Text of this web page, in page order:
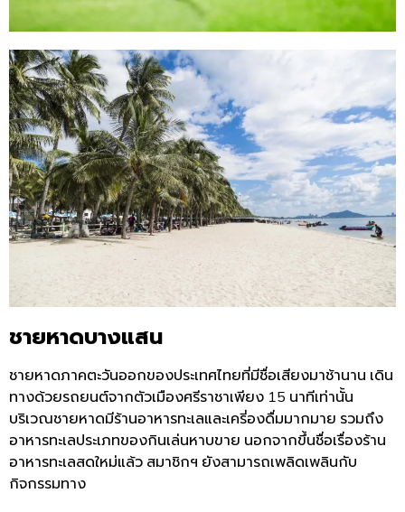
ชายหาดบางแสน
ชายหาดภาคตะวันออกของประเทศไทยที่มีชื่อเสียงมาช้านาน เดิน
ทางด้วยรถยนต์จากตัวเมืองศรีราชาเพียง 15 นาทีเท่านั้น
บริเวณชายหาดมีร้านอาหารทะเลและเครี่องดื่มมากมาย รวมถึง
อาหารทะเลประเภทของกินเล่นหาบขาย นอกจากขึ้นชื่อเรื่องร้าน
อาหารทะเลสดใหม่แล้ว สมาชิกฯ ยังสามารถเพลิดเพลินกับ
กิจกรรมทาง